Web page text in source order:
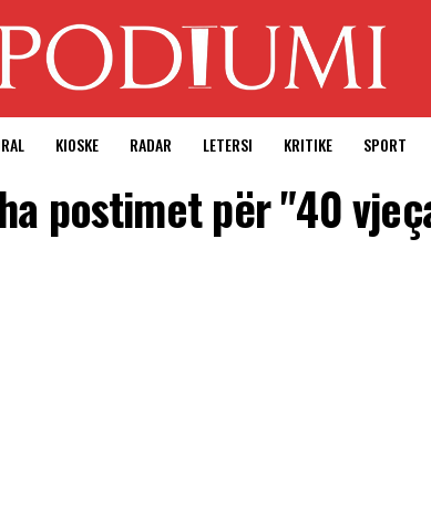
KIOSKE RADAR LETERSI KRITIKE SPORT
postimet për "40